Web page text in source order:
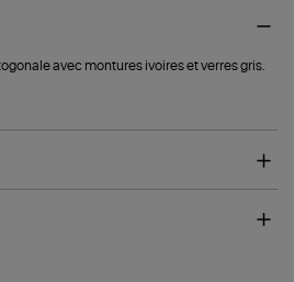
avec montures ivoires et verres gris.